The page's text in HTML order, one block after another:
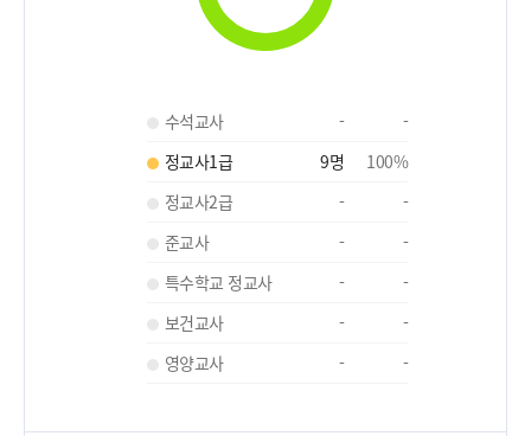
수석교사 -
-
정교사1급
9명 100%
정교사2급
-
-
준교사
-
-
특수학교 정교사
-
-
보건교사
-
-
영양교사
- -